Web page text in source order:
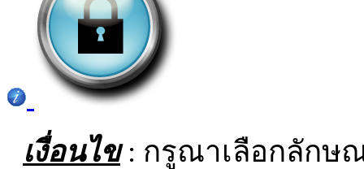
เงื่อนไข: กรูณาเลือกลักษ